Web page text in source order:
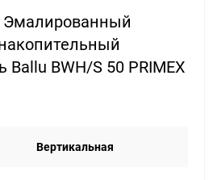
Эмалированный
Ballu BWH/S 50 PRIMEX
Вертикальная